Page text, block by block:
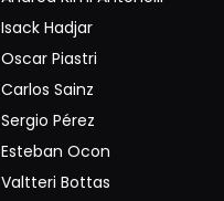
Isack Hadjar
Oscar Piastri
Carlos Sainz
Sergio Pérez
Esteban Ocon
Valtteri Bottas